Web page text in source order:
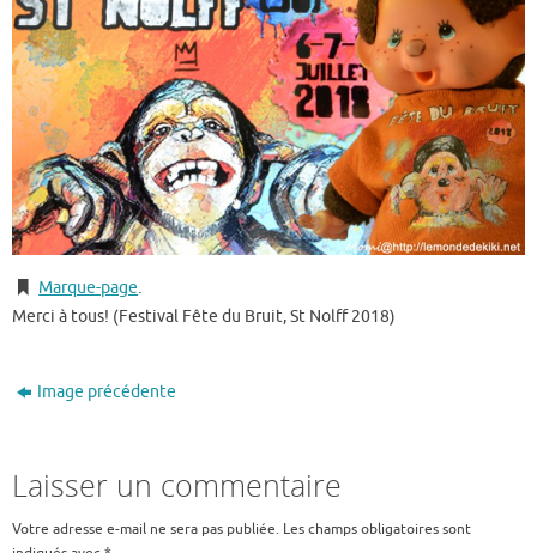
Marque-page.
Merci à tous! (Festival Fête du Bruit, St Nolff 2018)
Image précédente
Laisser un commentaire
Votre adresse e-mail ne sera pas publiée. Les champs obligatoires sont